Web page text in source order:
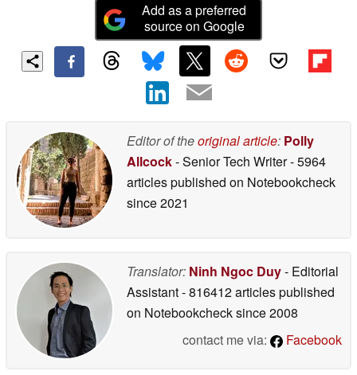
Add as a preferred
source on Google
Editor of theoriginal article: Polly
Allcock- Senior Tech Writer- 5964
articles published on Notebookcheck
since 2021
Translator: Ninh Ngoc Duy- Editorial
Assistant- 816412 articles published
on Notebookchecksince 2008
contact me via:
Facebook